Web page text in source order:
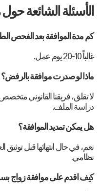
الأسئلة الشائعة
كم مدة الموافقة بعد الفحص
غالباً 10-20 يوم عمل.
ماذا لو صدرت موافقة بالرفض؟
لا تقلق، فريقنا القانوني
دراسة الملف.
هل يمكن تمديد الموافقة؟
نعم، في حال انتهائها قبل
نظامي.
كيف اقدم على موافقة زواج